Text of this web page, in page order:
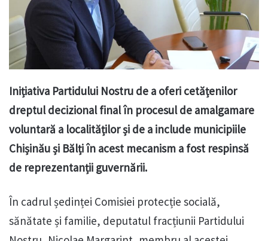
Inițiativa Partidului Nostru de a oferi cetățenilor
dreptul decizional final în procesul de amalgamare
voluntară a localităților și de a include municipiile
Chișinău și Bălți în acest mecanism a fost respinsă
de reprezentanții guvernării.
În cadrul ședinței Comisiei protecție socială,
sănătate și familie, deputatul fracțiunii Partidului